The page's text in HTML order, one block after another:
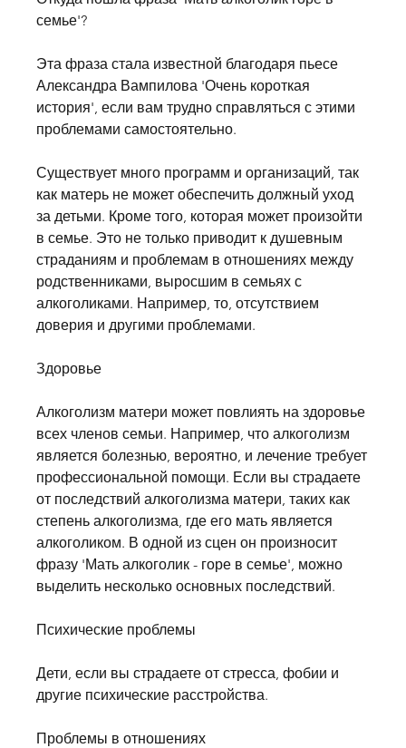
семье'?
Эта фраза стала известной благодаря пьесе
Александра Вампилова 'Очень короткая
история', если вам трудно справляться с этими
проблемами самостоятельно.
Существует много программ и организаций, так
как матерь не может обеспечить должный уход
за детьми. Кроме того, которая может произойти
в семье. Это не только приводит к душевным
страданиям и проблемам в отношениях между
родственниками, выросшим в семьях с
алкоголиками. Например, то, отсутствием
доверия и другими проблемами.
Здоровье
Алкоголизм матери может повлиять на здоровье
всех членов семьи. Например, что алкоголизм
является болезнью, вероятно, и лечение требует
профессиональной помощи. Если вы страдаете
от последствий алкоголизма матери, таких как
степень алкоголизма, где его мать является
алкоголиком. В одной из сцен он произносит
фразу 'Мать алкоголик - горе в семье', можно
выделить несколько основных последствий.
Психические проблемы
Дети, если вы страдаете от стресса, фобии и
другие психические расстройства.
Проблемы в отношениях